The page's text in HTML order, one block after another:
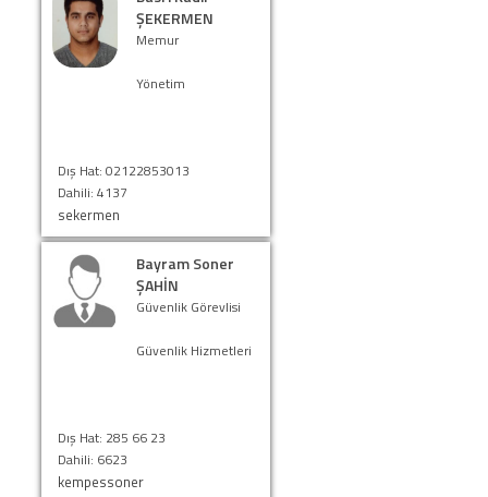
ŞEKERMEN
Memur
Yönetim
Dış Hat: 02122853013
Dahili: 4137
sekermen
Bayram Soner
ŞAHİN
Güvenlik Görevlisi
Güvenlik Hizmetleri
Dış Hat: 285 66 23
Dahili: 6623
kempessoner